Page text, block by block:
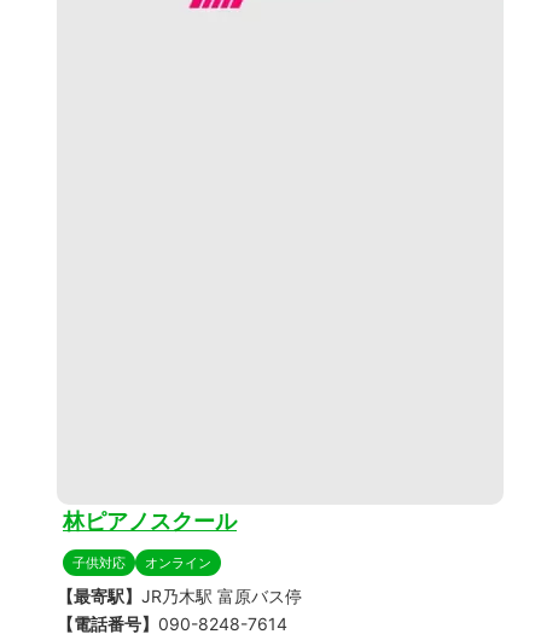
林ピアノスクール
子供対応 オンライン
【最寄駅】 JR乃木駅 富原バス停
【電話番号】 090-8248-7614